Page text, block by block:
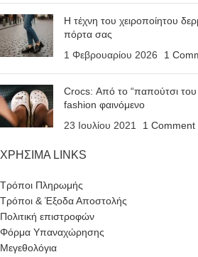
Η τέχνη του χειροποίητου
πόρτα σας
1 Φεβρουαρίου 2026
1
Crocs: Από το “παπούτσι
fashion φαινόμενο
23 Ιουλίου 2021
1 Comment
ΧΡΗΣΙΜΑ LINKS
Τρόποι Πληρωμής
Τρόποι & Έξοδα Αποστολής
Πολιτική επιστροφών
Φόρμα Υπαναχώρησης
Μεγεθολόγια